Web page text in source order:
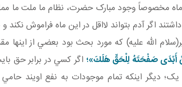
مخصوصاً وجود مبارک حضرت، نظام ما ملت ما
اگر آدم بتواند لااقل در اين ماه فراموش
الله عليه) که مورد بحث بود بعضي از
أَبْدَى صَفْحَتَهُ لِلْحَقِّ هَلَكَ»؛ اگر کسي در برابر حق
ديگر اينکه تمام موجودات به نفع اويند